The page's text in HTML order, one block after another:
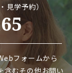
見学予約）
フォームから
含むその他お問い